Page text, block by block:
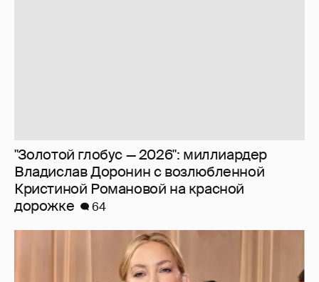
"Золотой глобус — 2026": миллиардер
Владислав Доронин с возлюбленной
Кристиной Романовой на красной
дорожке
64